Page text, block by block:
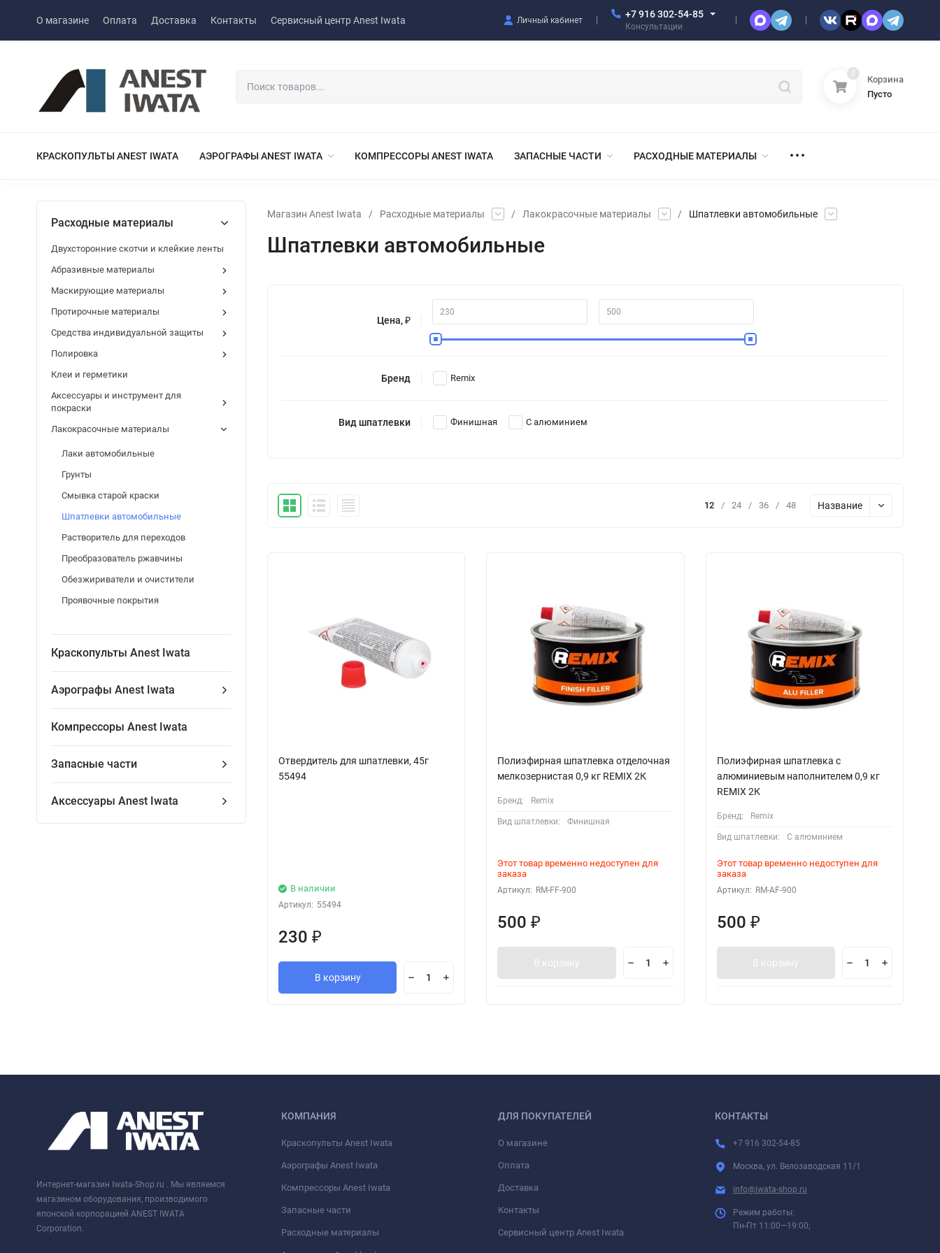
О магазине Оплата Доставка Контакты Сервисный центр Anest Iwata Личный кабинет
+7 916 302-54-85
Консультации
0
Корзина
Пусто
КРАСКОПУЛЬТЫ ANEST IWATA АЭРОГРАФЫ ANEST IWATA КОМПРЕССОРЫ ANEST IWATA ЗАПАСНЫЕ ЧАСТИ РАСХОДНЫЕ МАТЕРИАЛЫ
Расходные материалы
Двухсторонние скотчи и клейкие ленты
Абразивные материалы
Маскирующие материалы
Протирочные материалы
Средства индивидуальной защиты
Полировка
Клеи и герметики
Аксессуары и инструмент для
покраски
Лакокрасочные материалы
Лаки автомобильные
Грунты
Смывка старой краски
Шпатлевки автомобильные
Растворитель для переходов
Преобразователь ржавчины
Обезжириватели и очистители
Проявочные покрытия
Краскопульты Anest Iwata
Аэрографы Anest Iwata
Компрессоры Anest Iwata
Запасные части
Аксессуары Anest Iwata
Магазин Anest Iwata / Расходные материалы / Лакокрасочные материалы / Шпатлевки автомобильные
Шпатлевки автомобильные
Цена, ₽
Бренд Remix
Вид шпатлевки Финишная С алюминием
12 / 24 / 36 / 48 Название
Отвердитель для шпатлевки, 45г
55494
В наличии
Артикул: 55494
230 ₽
В корзину
Полиэфирная шпатлевка отделочная
мелкозернистая 0,9 кг REMIX 2К
Бренд: Remix
Вид шпатлевки: Финишная
Этот товар временно недоступен для
заказа
Артикул: RM-FF-900
500₽
В корзину
Полиэфирная шпатлевка с
алюминиевым наполнителем 0,9 кг
REMIX 2К
Бренд: Remix
Вид шпатлевки: С алюминием
Этот товар временно недоступен для
заказа
Артикул: RM-AF-900
500 ₽
В корзину
Интернет-магазин Iwata-Shop.ru . Мы являемся
магазином оборудования, производимого
японской корпорацией ANEST IWATA
Corporation.
КОМПАНИЯ
Краскопульты Anest Iwata
Аэрографы Anest Iwata
Компрессоры Anest Iwata
Запасные части
Расходные материалы
ДЛЯ ПОКУПАТЕЛЕЙ
О магазине
Оплата
Доставка
Контакты
Сервисный центр Anest Iwata
КОНТАКТЫ
+7 916 302-54-85
Москва, ул. Велозаводская 11/1
info@iwata-shop.ru
Режим работы:
Пн-Пт 11:00—19:00;